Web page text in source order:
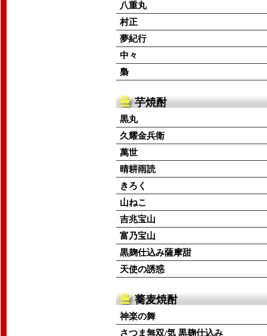
八重丸
村正
夢紀行
中々
梟
芋焼酎
黒丸
久耀金兵衛
萬世
晴耕雨読
きろく
山ねこ
吉兆宝山
富乃宝山
黒麹仕込み薩摩甜
天使の誘惑
蕎麦焼酎
神楽の舞
さつま無双/気 黒麹仕込み